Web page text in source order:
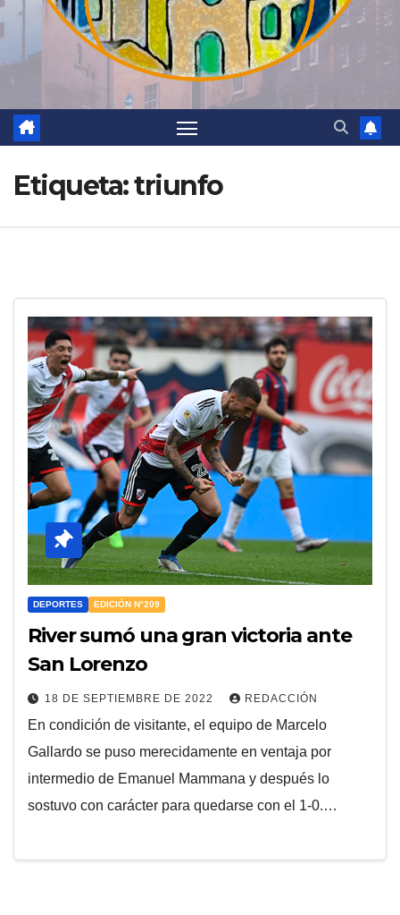
Etiqueta:triunfo
DEPORTES EDICIÓN N°209
River sumó una gran victoria ante
San Lorenzo
18 DE SEPTIEMBRE DE 2022 REDACCIÓN
En condición de visitante, el equipo de Marcelo
Gallardo se puso merecidamente en ventaja por
intermedio de Emanuel Mammana y después lo
sostuvo con carácter para quedarse con el 1-0.…